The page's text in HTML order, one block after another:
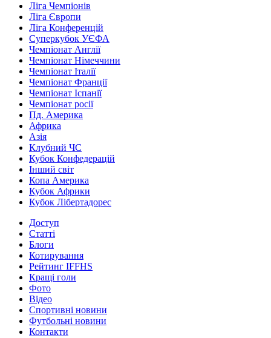
Ліга Чемпіонів
Ліга Європи
Ліга Конференцій
Суперкубок УЄФА
Чемпіонат Англії
Чемпіонат Німеччини
Чемпіонат Італії
Чемпіонат Франції
Чемпіонат Іспанії
Чемпіонат росії
Пд. Америка
Африка
Азія
Клубний ЧС
Кубок Конфедерацій
Інший світ
Копа Америка
Кубок Африки
Кубок Лібертадорес
Доступ
Статті
Блоги
Котирування
Рейтинг IFFHS
Кращі голи
Фото
Відео
Спортивні новини
Футбольні новини
Контакти